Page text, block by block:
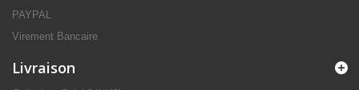
PAYPAL
Virement Bancaire
Livraison